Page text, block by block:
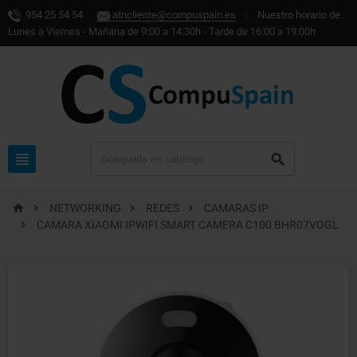
954 25 54 54 atncliente@compuspain.es
Nuestro horario de
Lunes a Viernes - Mañana de 9:00 a 14:30h - Tarde de 16:00 a 19:00h
 
  NETWORKING  REDES 
CAMARAS IP

CAMARA XIAOMI IPWIFI SMART CAMERA C100 BHR07VOGL